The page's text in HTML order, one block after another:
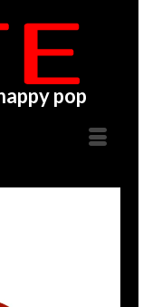
pop